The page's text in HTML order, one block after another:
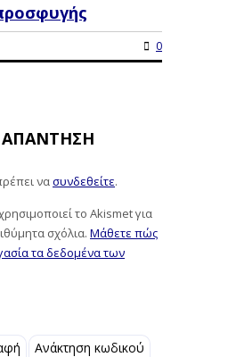
0
νασυνδεθείτε.
το Akismet για
σχόλια. Μάθετε πώς
τα δεδομένα των
Ανάκτηση κωδικού